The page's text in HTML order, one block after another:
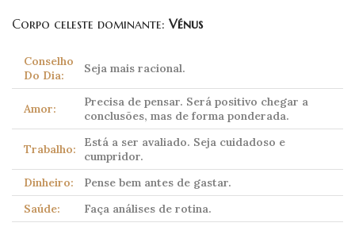
Corpo celeste dominante: Vénus
Conselho
Do Dia:
Seja mais racional.
Amor:
Precisa de pensar. Será positivo chegar a
conclusões, mas de forma ponderada.
Trabalho:
Está a ser avaliado. Seja cuidadoso e
cumpridor.
Dinheiro:
Pense bem antes de gastar.
Saúde:
Faça análises de rotina.